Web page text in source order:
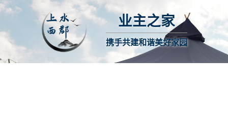
业主之家
携手共建和谐美好家园